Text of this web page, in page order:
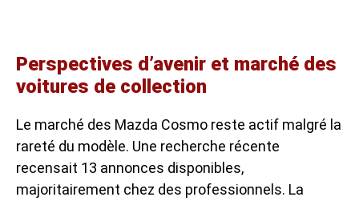
Perspectives d’avenir et marché des
voitures de collection
Le marché des Mazda Cosmo reste actif malgré la
rareté du modèle. Une recherche récente
recensait 13 annonces disponibles,
majoritairement chez des professionnels. La